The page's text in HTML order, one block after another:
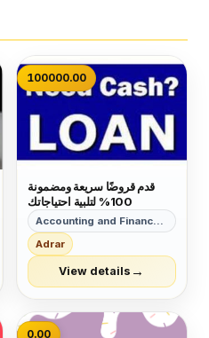
100000.00
قدم قروضًا سريعة ومضمونة
100% لتلبية احتياجاتك
Adrar
View details →
0.00